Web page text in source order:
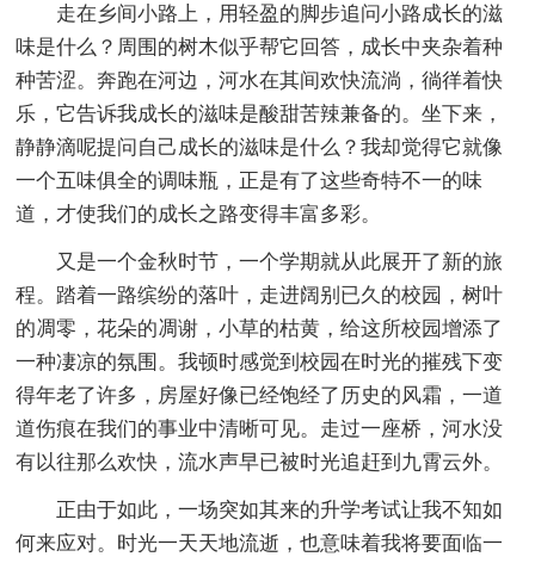
走在乡间小路上，用轻盈的脚步追问小路成长的滋
味是什么？周围的树木似乎帮它回答，成长中夹杂着种
种苦涩。奔跑在河边，河水在其间欢快流淌，徜徉着快
乐，它告诉我成长的滋味是酸甜苦辣兼备的。坐下来，
静静滴呢提问自己成长的滋味是什么？我却觉得它就像
一个五味俱全的调味瓶，正是有了这些奇特不一的味
道，才使我们的成长之路变得丰富多彩。
又是一个金秋时节，一个学期就从此展开了新的旅
程。踏着一路缤纷的落叶，走进阔别已久的校园，树叶
的凋零，花朵的凋谢，小草的枯黄，给这所校园增添了
一种凄凉的氛围。我顿时感觉到校园在时光的摧残下变
得年老了许多，房屋好像已经饱经了历史的风霜，一道
道伤痕在我们的事业中清晰可见。走过一座桥，河水没
有以往那么欢快，流水声早已被时光追赶到九霄云外。
正由于如此，一场突如其来的升学考试让我不知如
何来应对。时光一天天地流逝，也意味着我将要面临一